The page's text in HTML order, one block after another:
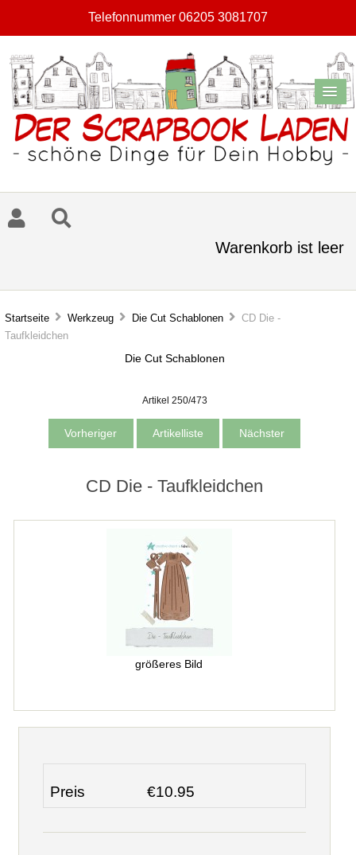
Telefonnummer 06205 3081707
Warenkorb ist leer
Startseite Werkzeug Die Cut Schablonen
CD Die -
Taufkleidchen
Die Cut Schablonen
Artikel 250/473
Vorheriger Artikelliste Nächster
CD Die - Taufkleidchen
größeres Bild
Preis €10.95